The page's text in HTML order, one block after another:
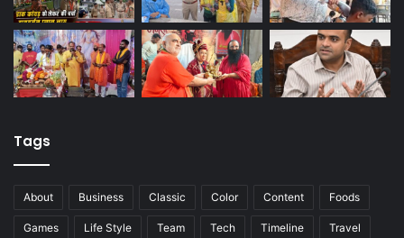
Tags
About Business Classic Color Content Foods
Games Life Style Team Tech Timeline Travel